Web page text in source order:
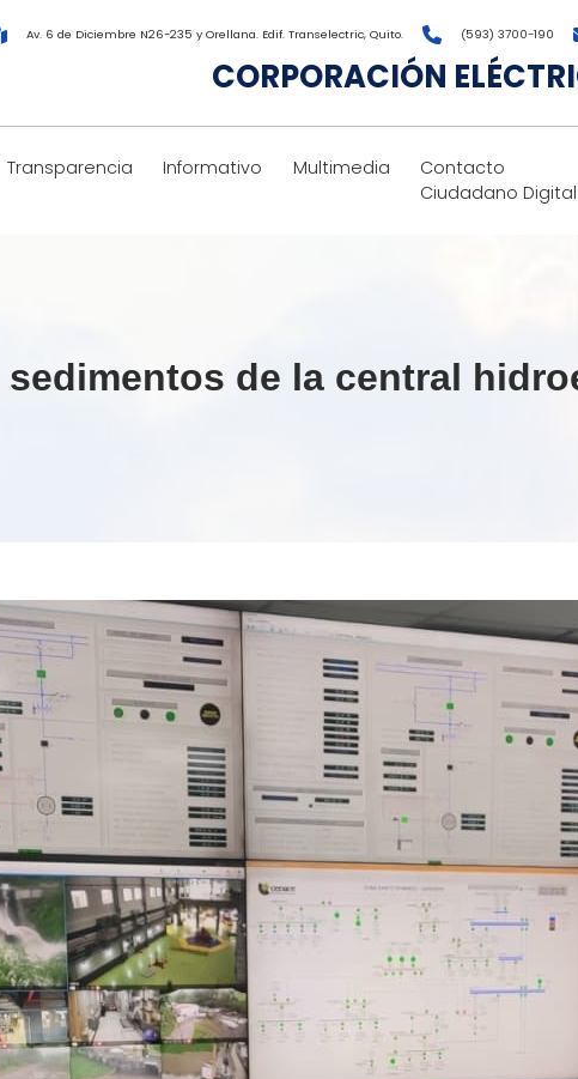
Av. 6 de Diciembre N26-235 y Orellana. Edif. Transelectric, Quito. (593) 3700-190
CORPORACIÓN
Transparencia Informativo Multimedia
Contacto
Ciudadano Digital
de la central